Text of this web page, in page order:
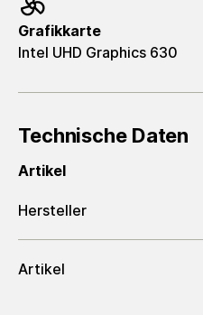
Grafikkarte
Intel UHD Graphics 630
Technische Daten
Artikel
Hersteller
Artikel